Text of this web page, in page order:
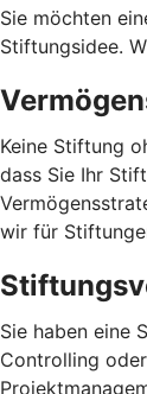
Sie möchten
Stiftungsidee.
Keine Stiftung
dass Sie Ihr
wir für
Sie haben eine
Controlling